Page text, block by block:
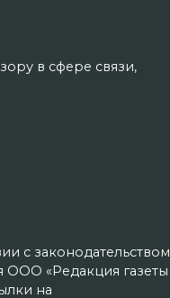
в сфере связи,
с законодательством
ООО «Редакция газеты
на